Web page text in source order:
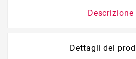
Descrizione
Dettagli del